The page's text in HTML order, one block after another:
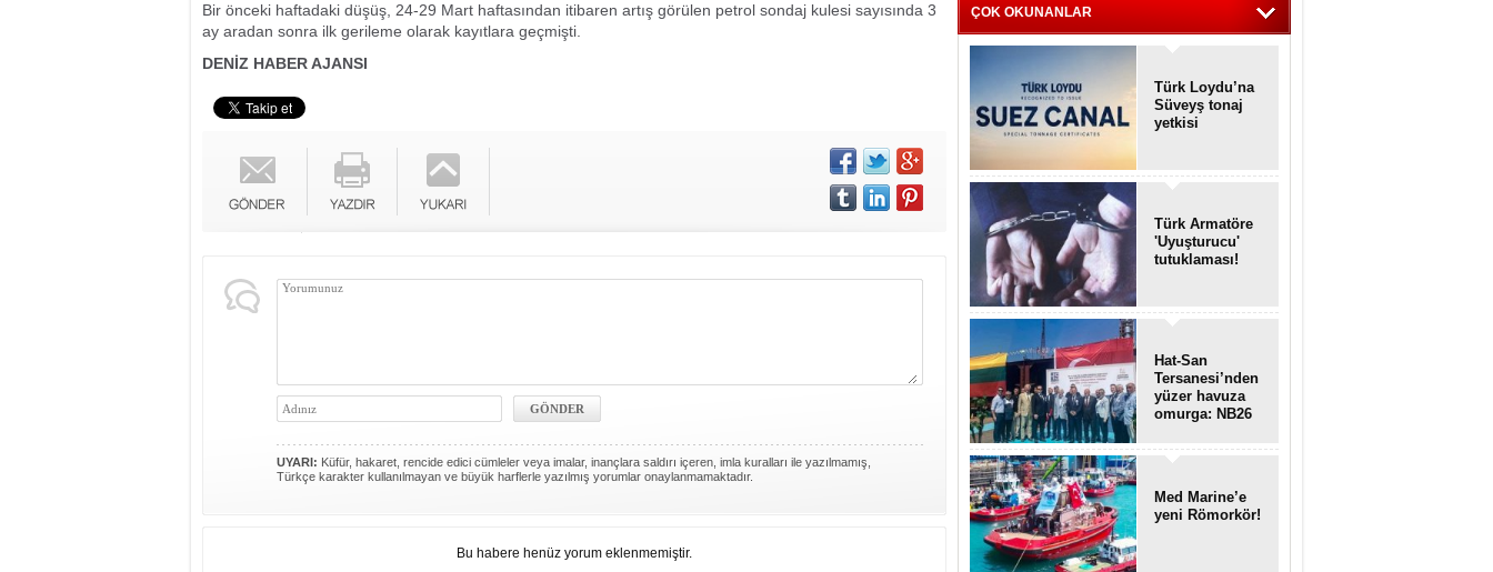
Bir önceki haftadaki düşüş, 24-29 Mart haftasından itibaren artış görülen petrol sondaj kulesi sayısında 3
ay aradan sonra ilk gerileme olarak kayıtlara geçmişti.
DENİZ HABER AJANSI
UYARI: Küfür, hakaret, rencide edici cümleler veya imalar, inançlara saldırı içeren, imla kuralları ile yazılmamış,
Türkçe karakter kullanılmayan ve büyük harflerle yazılmış yorumlar onaylanmamaktadır.
Bu habere henüz yorum eklenmemiştir.
ÇOK OKUNANLAR
Türk Loydu’na
Süveyş tonaj
yetkisi
Türk Armatöre
'Uyuşturucu'
tutuklaması!
Hat-San
Tersanesi’nden
yüzer havuza
omurga: NB26
Med Marine’e
yeni Römorkör!